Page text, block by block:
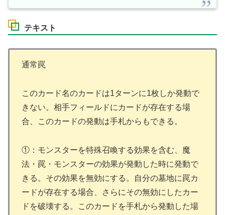
テキスト
通常罠
このカード名のカードは1ターンに1枚しか発動で
きない。相手フィールドにカードが存在する場
合、このカードの発動は手札からもできる。
①：モンスターを特殊召喚する効果を含む、魔
法・罠・モンスターの効果が発動した時に発動で
きる。その効果を無効にする。自分の墓地に罠カ
ードが存在する場合、さらにその無効にしたカー
ドを破壊する。このカードを手札から発動した場